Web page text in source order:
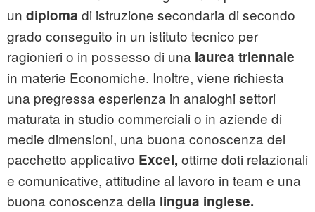
un diploma di istruzione secondaria di secondo
grado conseguito in un istituto tecnico per
ragionieri o in possesso di una laurea triennale
in materie Economiche. Inoltre, viene richiesta
una pregressa esperienza in analoghi settori
maturata in studio commerciali o in aziende di
medie dimensioni, una buona conoscenza del
pacchetto applicativo Excel, ottime doti relazionali
e comunicative, attitudine al lavoro in team e una
buona conoscenza della lingua inglese.